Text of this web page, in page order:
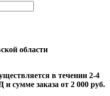
области
в течении 2-4
сумме заказа от 2 000 руб.